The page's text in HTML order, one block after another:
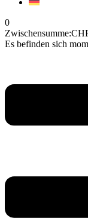
0
Zwischensumme:
Es befinden sich